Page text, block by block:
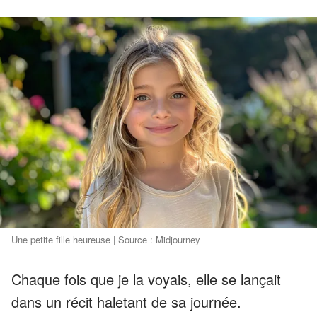
Une petite fille heureuse | Source : Midjourney
Chaque fois que je la voyais, elle se lançait
dans un récit haletant de sa journée.